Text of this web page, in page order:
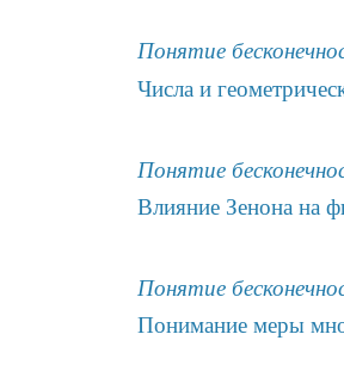
Понятие
Числа и
Понятие
Влияние Зенона на
Понятие
Понимание меры